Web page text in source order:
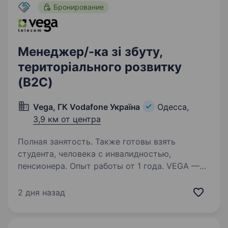
Бронирование
Менеджер/-ка зі збуту,
територіального розвитку
(B2C)
Vega, ГК Vodafone Україна
Одесса,
3,9 км от центра
Полная занятость. Также готовы взять
студента, человека с инвалидностью,
пенсионера. Опыт работы от 1 года. VEGA —
якості інтернет-послуг в Україні
2 дня назад